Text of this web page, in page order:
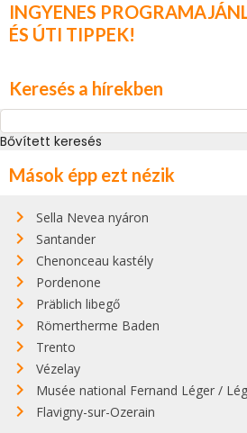
INGYENES
ÉS ÚTI TIPPEK!
Keresés a hírekben
Bővített keresés
Mások épp ezt nézik
Sella Nevea nyáron
Santander
Chenonceau kastély
Pordenone
Präblich libegő
Römertherme Baden
Trento
Vézelay
Musée national Fernand Léger /
Flavigny-sur-Ozerain